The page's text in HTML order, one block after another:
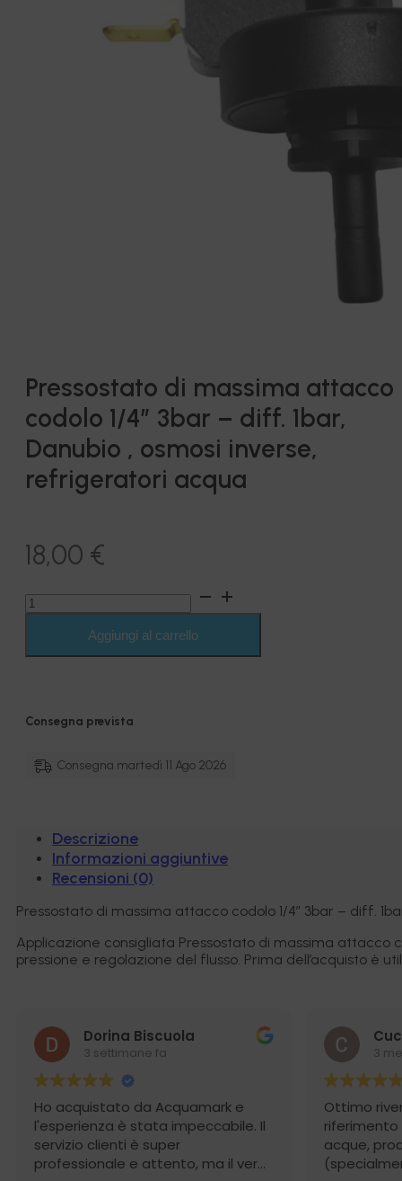
Pressostato di massima attacco
codolo 1/4″ 3bar – diff. 1bar,
Danubio , osmosi inverse,
refrigeratori acqua
18,00 €
Pressostato
di
codolo
-
diff.
Danubio
refrigeratori
acqua
quantità
Aggiungi al carrello
Consegna prevista
Consegna martedì 11 Ago 2026
Descrizione
Informazioni aggiuntive
Recensioni (0)
Pressostato di massima attacco codolo 1/4″ 3bar – diff.
Applicazione consigliata Pressostato di massima attacco
pressione e regolazione del flusso. Prima dell’acquisto è
Dorina Biscuola
3 settimane fa
Ho acquistato da Acquamark e
l'esperienza è stata impeccabile. Il
servizio clienti è super
professionale e attento, ma il vero
3
Ottimo
acque,